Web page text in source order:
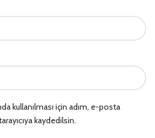
kullanılması için adım, e-posta
kaydedilsin.